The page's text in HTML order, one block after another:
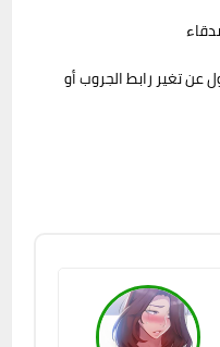
تغير رابط الجروب أو